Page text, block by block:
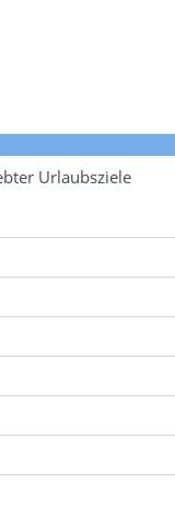
Urlaubsziele